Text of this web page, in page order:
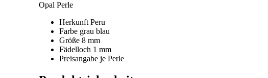
Opal Perle
Herkunft Peru
Farbe grau blau
Größe 8 mm
Fädelloch 1 mm
Preisangabe je Perle